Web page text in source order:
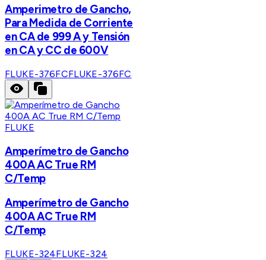
Amperimetro de Gancho,
Para Medida de Corriente
en CA de 999 A y Tensión
en CA y CC de 600V
FLUKE-376FCFLUKE-376FC
FLUKE
Amperímetro de Gancho
400A AC True RM
C/Temp
Amperímetro de Gancho
400A AC True RM
C/Temp
FLUKE-324FLUKE-324